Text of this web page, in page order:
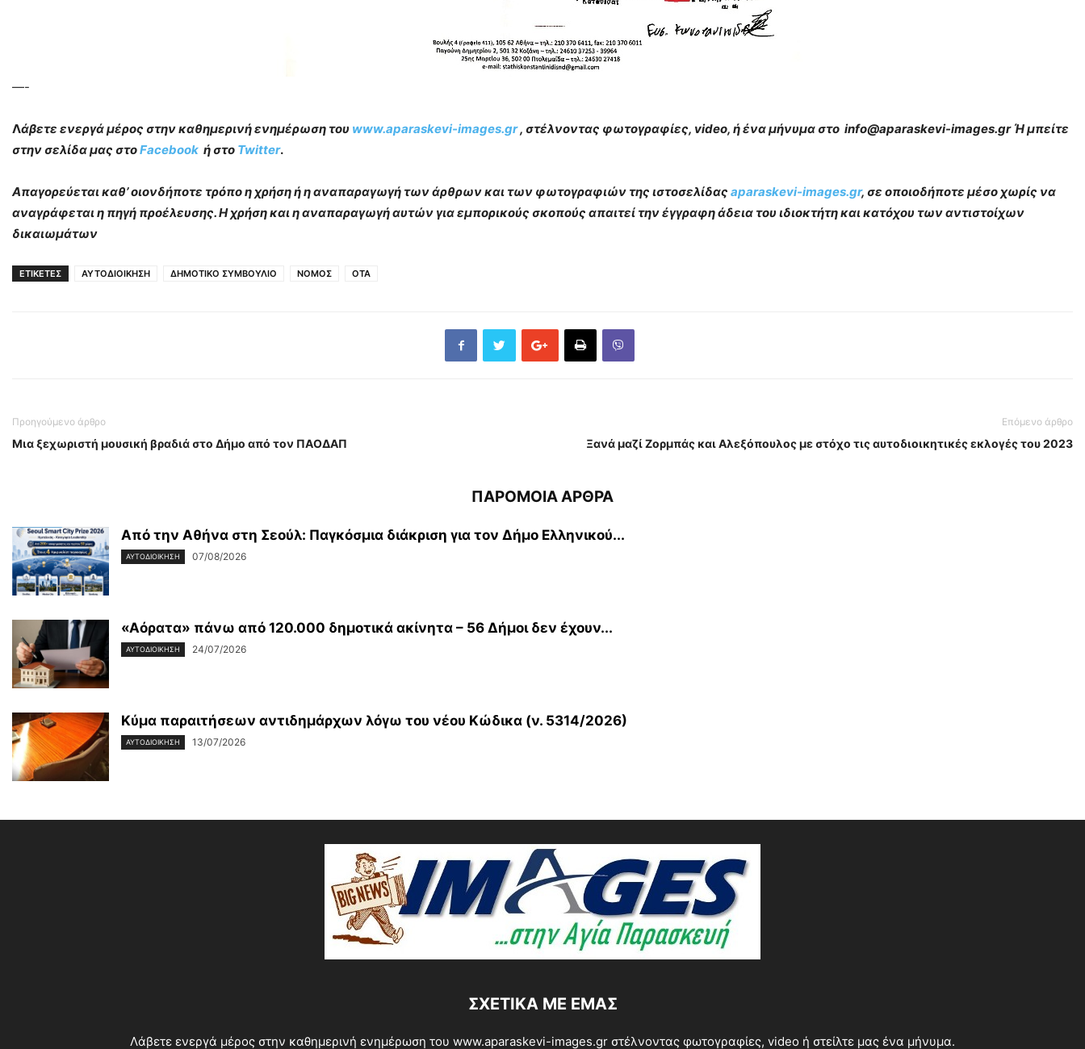
—-
Λάβετε ενεργά μέρος στην καθημερινή ενημέρωση του www.aparaskevi-images.gr, στέλνοντας φωτογραφίες, video, ή ένα μήνυμα στο info@aparaskevi-images.gr Ή μπείτε
στην σελίδα μας στοFacebook ή στο Twitter.
Απαγορεύεται καθ’ οιονδήποτε τρόπο η χρήση ή η αναπαραγωγή των άρθρων και των φωτογραφιών της ιστοσελίδας aparaskevi-images.gr, σε οποιοδήποτε μέσο χωρίς να
αναγράφεται η πηγή προέλευσης. Η χρήση και η αναπαραγωγή αυτών για εμπορικούς σκοπούς απαιτεί την έγγραφη άδεια του ιδιοκτήτη και κατόχου των αντιστοίχων
δικαιωμάτων
ΕΤΙΚΕΤΕΣ ΑΥΤΟΔΙΟΙΚΗΣΗ ΔΗΜΟΤΙΚΟ ΣΥΜΒΟΥΛΙΟ ΝΟΜΟΣ ΟΤΑ
Προηγούμενο άρθρο
Μια ξεχωριστή μουσική βραδιά στο Δήμο από τον ΠΑΟΔΑΠ
Επόμενο άρθρο
Ξανά μαζί Ζορμπάς και Αλεξόπουλος με στόχο τις αυτοδιοικητικές εκλογές του 2023
ΠΑΡΟΜΟΙΑ ΑΡΘΡΑ
Από την Αθήνα στη Σεούλ: Παγκόσμια διάκριση για τον Δήμο Ελληνικού...
ΑΥΤΟΔΙΟΙΚΗΣΗ 07/08/2026
«Αόρατα» πάνω από 120.000 δημοτικά ακίνητα – 56 Δήμοι δεν έχουν...
ΑΥΤΟΔΙΟΙΚΗΣΗ 24/07/2026
Κύμα παραιτήσεων αντιδημάρχων λόγω του νέου Κώδικα (ν. 5314/2026)
ΑΥΤΟΔΙΟΙΚΗΣΗ 13/07/2026
ΣΧΕΤΙΚΆ ΜΕ ΕΜΆΣ
Λάβετε ενεργά μέρος στην καθημερινή ενημέρωση του www.aparaskevi-images.gr στέλνοντας φωτογραφίες, video ή στείλτε μας ένα μήνυμα.